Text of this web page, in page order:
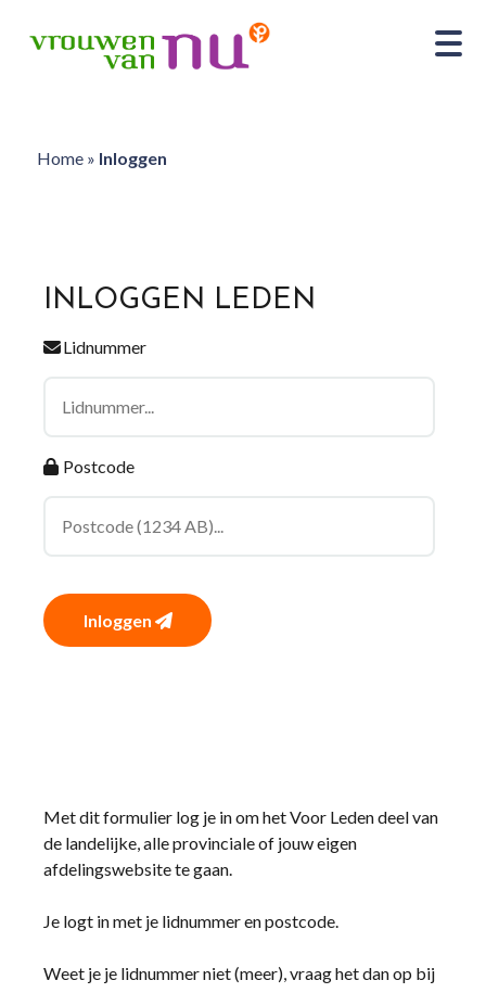
Home» Inloggen
INLOGGEN LEDEN
Lidnummer
Postcode
Inloggen
Met dit formulier log je in om het Voor Leden deel van
de landelijke, alle provinciale of jouw eigen
afdelingswebsite te gaan.
Je logt in met je lidnummer en postcode.
Weet je je lidnummer niet (meer), vraag het dan op bij